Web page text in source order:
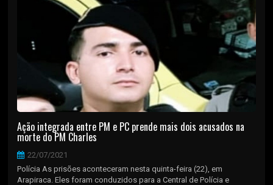
Ação integrada entre PM e PC prende mais dois acusados na
morte do PM Charles
22/07/2021
Polícia As prisões aconteceram nesta quinta-feira (22), em
Arapiraca. Eles foram conduzidos para a Central de Polícia e